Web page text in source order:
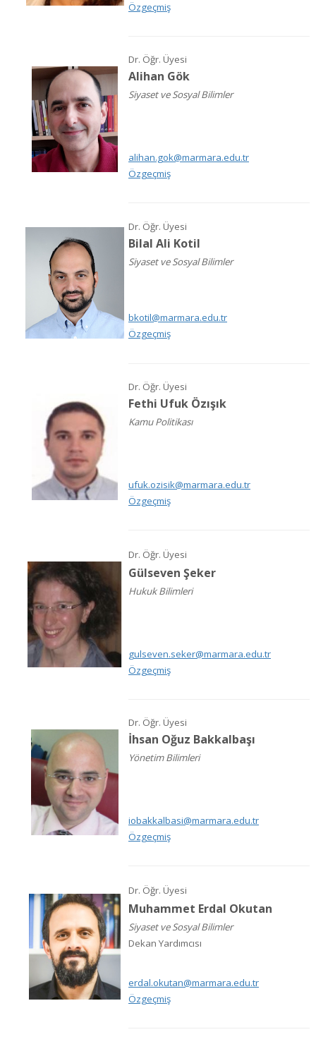
Özgeçmiş
Dr. Öğr. Üyesi
Alihan Gök
Siyaset ve Sosyal Bilimler
alihan.gok@marmara.edu.tr
Özgeçmiş
Dr. Öğr. Üyesi
Bilal Ali Kotil
Siyaset ve Sosyal Bilimler
bkotil@marmara.edu.tr
Özgeçmiş
Dr. Öğr. Üyesi
Fethi Ufuk Özışık
Kamu Politikası
ufuk.ozisik@marmara.edu.tr
Özgeçmiş
Dr. Öğr. Üyesi
Gülseven Şeker
Hukuk Bilimleri
gulseven.seker@marmara.edu.tr
Özgeçmiş
Dr. Öğr. Üyesi
İhsan Oğuz Bakkalbaşı
Yönetim Bilimleri
iobakkalbasi@marmara.edu.tr
Özgeçmiş
Dr. Öğr. Üyesi
Muhammet Erdal Okutan
Siyaset ve Sosyal Bilimler
Dekan Yardımcısı
erdal.okutan@marmara.edu.tr
Özgeçmiş